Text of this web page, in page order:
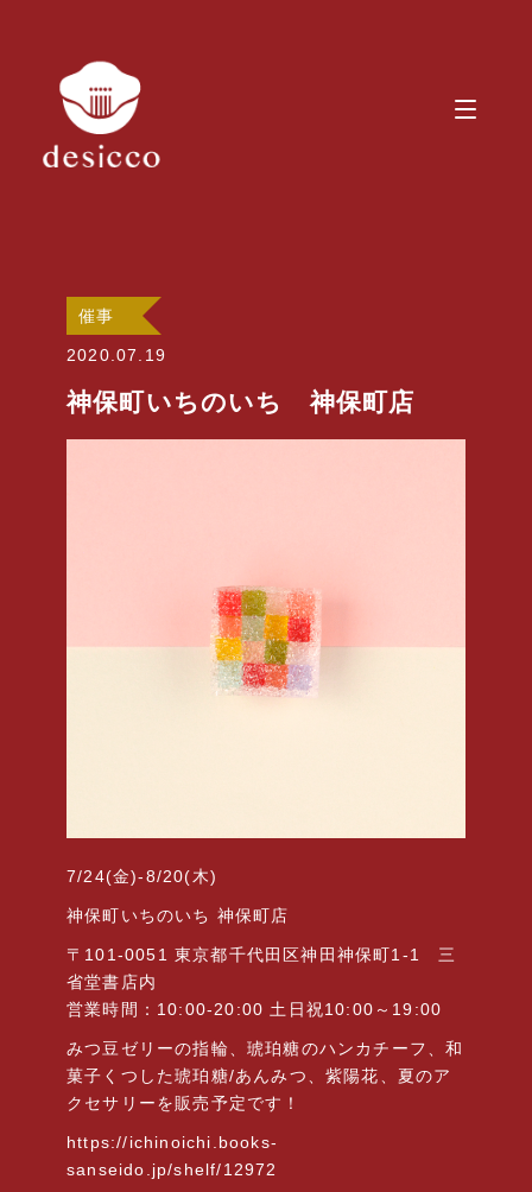
催事
2020.07.19
神保町いちのいち 神保町店
7/24(金)-8/20(木)
神保町いちのいち 神保町店
〒101-0051 東京都千代田区神田神保町1-1 三
省堂書店内
営業時間：10:00-20:00 土日祝10:00～19:00
みつ豆ゼリーの指輪、琥珀糖のハンカチーフ、和
菓子くつした琥珀糖/あんみつ、紫陽花、夏のア
クセサリーを販売予定です！
https://ichinoichi.books-
sanseido.jp/shelf/12972